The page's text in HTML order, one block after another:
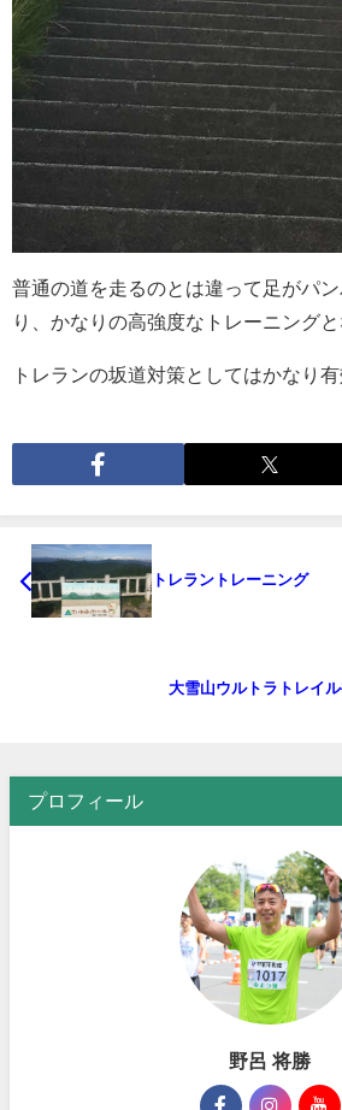
普通の道を走るのとは違って足がパ
り、かなりの高強度なトレーニングと
トレランの坂道対策としてはかなり
トレラントレーニング
大雪山ウルトラトレイ
プロフィール
野呂 将勝